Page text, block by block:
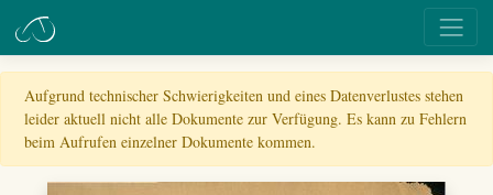
Aufgrund technischer Schwierigkeiten und eines Datenverlustes stehen
leider aktuell nicht alle Dokumente zur Verfügung. Es kann zu Fehlern
beim Aufrufen einzelner Dokumente kommen.